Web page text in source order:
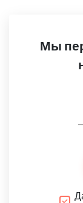
Мы